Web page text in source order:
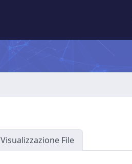
Visualizzazione File